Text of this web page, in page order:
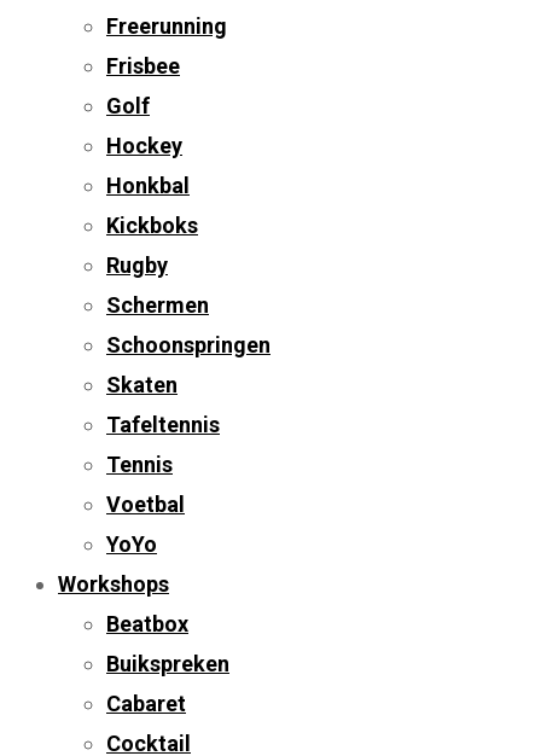
Freerunning
Frisbee
Golf
Hockey
Honkbal
Kickboks
Rugby
Schermen
Schoonspringen
Skaten
Tafeltennis
Tennis
Voetbal
YoYo
Workshops
Beatbox
Buikspreken
Cabaret
Cocktail